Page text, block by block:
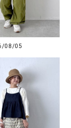
08/05